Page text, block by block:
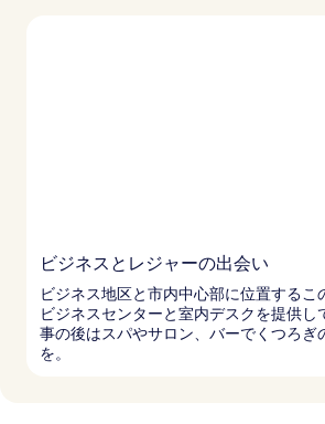
ビジネスとレジャーの出会い
ビジネス地区と市内中心部に位置するこ
ビジネスセンターと室内デスクを提供し
事の後はスパやサロン、バーでくつろぎ
を。